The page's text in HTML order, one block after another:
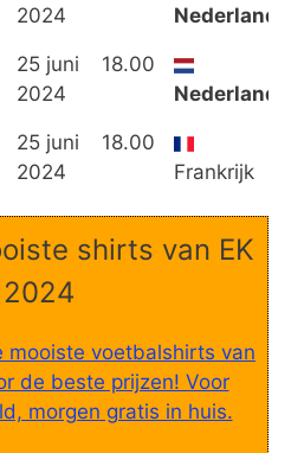
2024
Nederland
25 juni
2024
18.00
Nederland
25 juni
2024
18.00
Frankrijk
shirts van EK
2024
mooiste voetbalshirts van
de beste prijzen! Voor
morgen gratis in huis.